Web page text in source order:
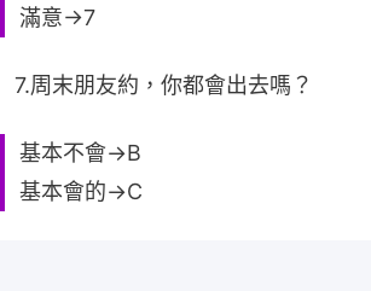
滿意→7
7.周末朋友約，你都會出去嗎？
基本不會→B
基本會的→C